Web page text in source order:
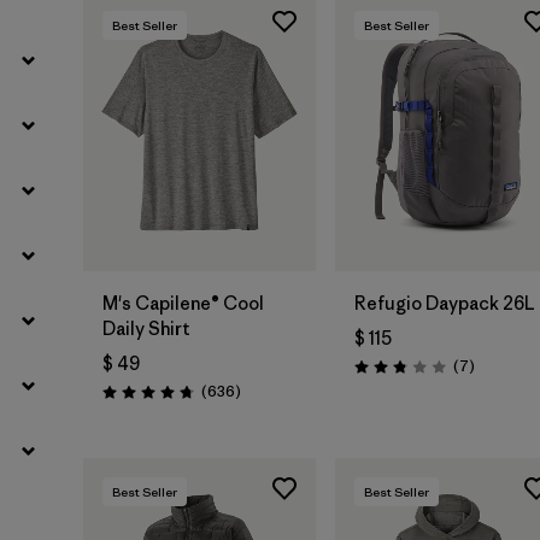
Best Seller
M's Capilene® Cool
Daily Shirt
$ 49
Valoración: 4.7 / 5
(636Comentarios
)
Agregar a la
Bolsa
Best Seller
Refugio Daypack 26L
$ 115
Valoración: 2.9 / 5
(7)
Best Seller Best Seller